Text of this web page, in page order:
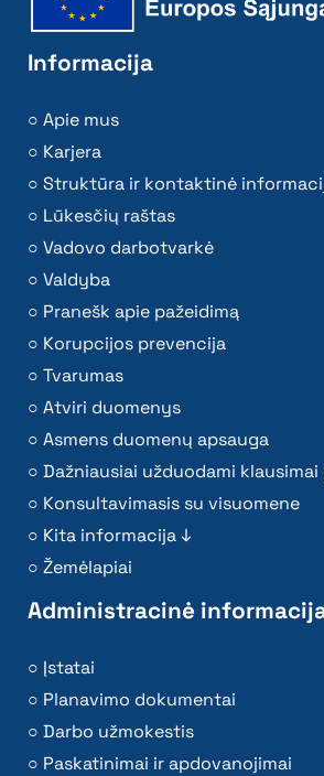
Informacija
Apie mus
Karjera
Struktūra ir kontaktinė
Lūkesčių raštas
Vadovo darbotvarkė
Valdyba
Pranešk apie pažeidimą
Korupcijos prevencija
Tvarumas
Atviri duomenys
Asmens duomenų apsauga
Dažniausiai užduodami klausimai
Konsultavimasis su visuomene
Kita informacija ↓
Žemėlapiai
Administracinė
Įstatai
Planavimo dokumentai
Darbo užmokestis
Paskatinimai ir apdovanojimai